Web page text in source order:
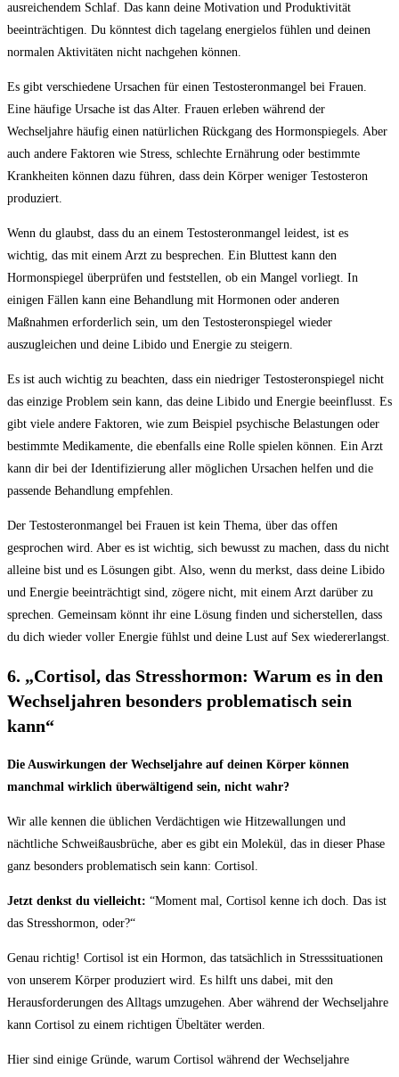
ausreichendem Schlaf. Das kann⁤ deine ⁣Motivation und Produktivität
beeinträchtigen. Du könntest dich tagelang​ energielos fühlen und deinen
normalen Aktivitäten nicht nachgehen können.
Es⁢ gibt verschiedene Ursachen⁤ für einen Testosteronmangel bei Frauen.
Eine häufige Ursache ist das Alter. Frauen erleben während der
Wechseljahre häufig ​einen natürlichen Rückgang‍ des Hormonspiegels. ⁤Aber
auch andere Faktoren wie Stress, schlechte ​Ernährung ⁣oder bestimmte
Krankheiten können ⁤dazu‍ führen,⁣ dass dein Körper weniger Testosteron
produziert.
Wenn du glaubst, dass‌ du an ⁢einem Testosteronmangel leidest, ⁤ist es
⁢wichtig, ⁤das mit einem Arzt‍ zu besprechen. Ein Bluttest kann den
Hormonspiegel⁢ überprüfen und feststellen, ob ein Mangel vorliegt. In​
einigen Fällen kann ⁤eine Behandlung mit Hormonen ‍oder anderen ​
Maßnahmen erforderlich sein, um den Testosteronspiegel wieder
auszugleichen und deine Libido und Energie zu‌ steigern.
Es ist auch ​wichtig zu⁤ beachten, dass ein ⁣niedriger Testosteronspiegel nicht
das ⁤einzige Problem ‍sein kann, das deine Libido und ⁣Energie beeinflusst. Es
gibt ⁢viele andere Faktoren, wie zum ⁢Beispiel ‌psychische Belastungen oder⁣
bestimmte‌ Medikamente, die ebenfalls eine Rolle spielen können. Ein Arzt
kann dir bei der⁣ Identifizierung aller möglichen Ursachen helfen und die​
passende Behandlung empfehlen.
Der Testosteronmangel bei Frauen ist kein ​Thema, über ⁢das offen
gesprochen wird. Aber es ist wichtig, sich⁢ bewusst zu ​machen, dass du nicht
alleine⁢ bist und es Lösungen gibt. Also, wenn du merkst, dass deine Libido
und​ Energie beeinträchtigt ‌sind, zögere nicht, ⁤mit einem Arzt darüber zu
sprechen.‍ Gemeinsam⁤ könnt ihr ⁤eine Lösung finden und sicherstellen,⁤ dass
du dich wieder voller Energie fühlst und deine Lust auf Sex⁤ wiedererlangst.
6. „Cortisol,⁣ das ⁣Stresshormon: Warum es in den‌
Wechseljahren besonders ‌problematisch sein
kann“
Die Auswirkungen‍ der Wechseljahre auf deinen Körper​ können
manchmal wirklich überwältigend sein,⁢ nicht wahr?
Wir alle ‌kennen die ​üblichen⁢ Verdächtigen wie Hitzewallungen und
nächtliche⁢ Schweißausbrüche, aber es gibt ein Molekül, das in dieser Phase
ganz ⁤besonders ⁤problematisch sein ‌kann: ​Cortisol.
Jetzt denkst du ⁣vielleicht: ‍“Moment​ mal, Cortisol kenne ich doch. Das ist
das ⁣Stresshormon, oder?“
Genau​ richtig!⁤ Cortisol ist ein Hormon, das tatsächlich​ in⁢ Stresssituationen
⁣von unserem Körper produziert wird. Es hilft uns dabei,​ mit den
Herausforderungen⁤ des Alltags umzugehen. ⁤Aber während‍ der ‌Wechseljahre​
kann Cortisol zu einem richtigen Übeltäter ‌werden.
Hier ​sind einige Gründe,​ warum‌ Cortisol während​ der Wechseljahre